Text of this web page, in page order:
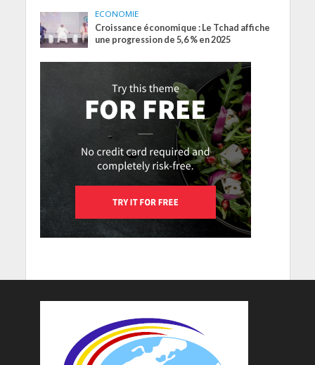
ECONOMIE
Croissance économique : Le Tchad affiche
une progression de 5,6 % en 2025